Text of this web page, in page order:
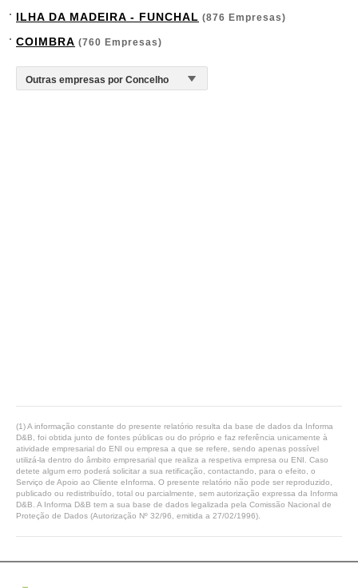
ILHA DA MADEIRA - FUNCHAL (876 Empresas)
COIMBRA (760 Empresas)
(1) A informação constante do presente relatório resulta da base de dados da Informa
D&B, foi obtida junto de fontes públicas ou do próprio e faz referência unicamente à
atividade empresarial do ENI ou empresa a que se refere, sendo apenas possível
utilizá-la dentro do âmbito empresarial que realiza a respetiva empresa ou ENI. Caso
detete algum erro poderá solicitar a sua retificação, contactando, para o efeito, o
Serviço de Apoio ao Cliente eInforma. O presente relatório não pode ser reproduzido,
publicado ou redistribuído, total ou parcialmente, sem autorização expressa da Informa
D&B. A Informa D&B tem a sua base de dados legalizada pela Comissão Nacional de
Proteção de Dados (Autorização Nº 32/96, emitida a 27/02/1996).